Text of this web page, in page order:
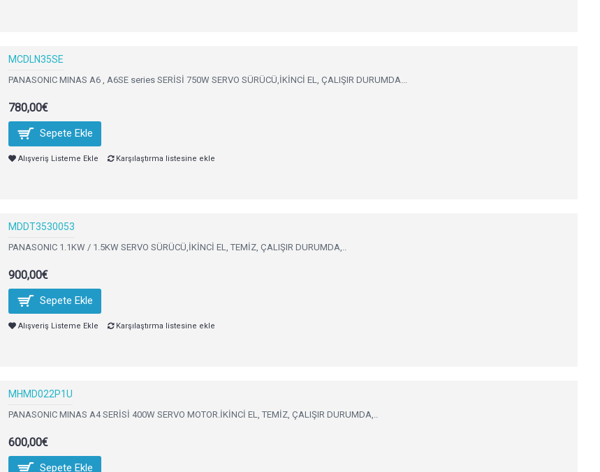
MCDLN35SE
PANASONIC MINAS A6 , A6SE series SERİSİ 750W SERVO SÜRÜCÜ,İKİNCİ EL, ÇALIŞIR DURUMDA...
780,00€
Sepete Ekle
Alışveriş Listeme Ekle Karşılaştırma listesine ekle
MDDT3530053
PANASONIC 1.1KW / 1.5KW SERVO SÜRÜCÜ,İKİNCİ EL, TEMİZ, ÇALIŞIR DURUMDA,..
900,00€
Sepete Ekle
Alışveriş Listeme Ekle Karşılaştırma listesine ekle
MHMD022P1U
PANASONIC MINAS A4 SERİSİ 400W SERVO MOTOR.İKİNCİ EL, TEMİZ, ÇALIŞIR DURUMDA,..
600,00€
Sepete Ekle